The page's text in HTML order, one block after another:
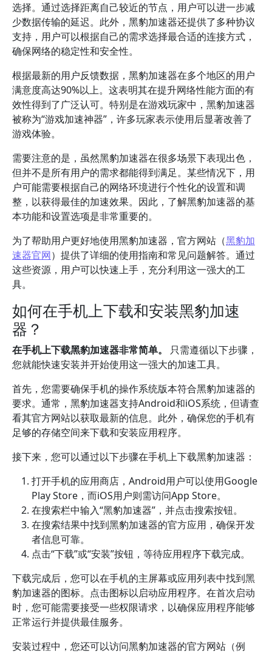
选择。通过选择距离自己较近的节点，用户可以进一步减
少数据传输的延迟。此外，黑豹加速器还提供了多种协议
支持，用户可以根据自己的需求选择最合适的连接方式，
确保网络的稳定性和安全性。
根据最新的用户反馈数据，黑豹加速器在多个地区的用户
满意度高达90%以上。这表明其在提升网络性能方面的有
效性得到了广泛认可。特别是在游戏玩家中，黑豹加速器
被称为“游戏加速神器”，许多玩家表示使用后显著改善了
游戏体验。
需要注意的是，虽然黑豹加速器在很多场景下表现出色，
但并不是所有用户的需求都能得到满足。某些情况下，用
户可能需要根据自己的网络环境进行个性化的设置和调
整，以获得最佳的加速效果。因此，了解黑豹加速器的基
本功能和设置选项是非常重要的。
为了帮助用户更好地使用黑豹加速器，官方网站（黑豹加
速器官网）提供了详细的使用指南和常见问题解答。通过
这些资源，用户可以快速上手，充分利用这一强大的工
具。
如何在手机上下载和安装黑豹加速
器？
在手机上下载黑豹加速器非常简单。
只需遵循以下步骤，
您就能快速安装并开始使用这一强大的加速工具。
首先，您需要确保手机的操作系统版本符合黑豹加速器的
要求。通常，黑豹加速器支持Android和iOS系统，但请查
看其官方网站以获取最新的信息。此外，确保您的手机有
足够的存储空间来下载和安装应用程序。
接下来，您可以通过以下步骤在手机上下载黑豹加速器：
打开手机的应用商店，Android用户可以使用Google
Play Store，而iOS用户则需访问App Store。
在搜索栏中输入“黑豹加速器”，并点击搜索按钮。
在搜索结果中找到黑豹加速器的官方应用，确保开发
者信息可靠。
点击“下载”或“安装”按钮，等待应用程序下载完成。
下载完成后，您可以在手机的主屏幕或应用列表中找到黑
豹加速器的图标。点击图标以启动应用程序。在首次启动
时，您可能需要接受一些权限请求，以确保应用程序能够
正常运行并提供最佳服务。
安装过程中，您还可以访问黑豹加速器的官方网站（例